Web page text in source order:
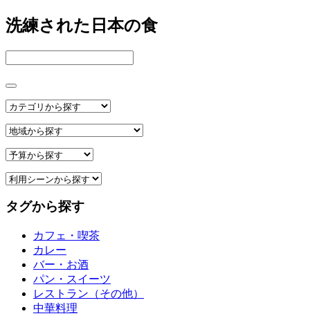
洗練された日本の食
タグから探す
カフェ・喫茶
カレー
バー・お酒
パン・スイーツ
レストラン（その他）
中華料理